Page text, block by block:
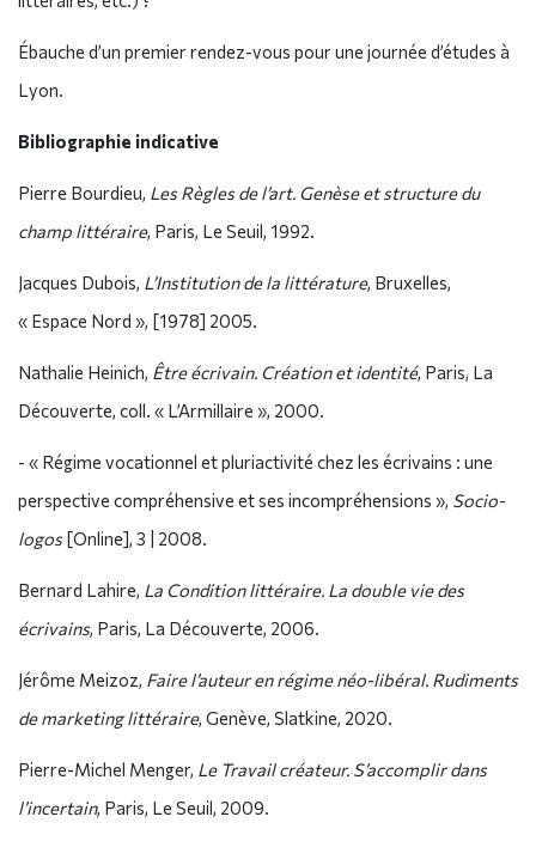
Ébauche d’un premier rendez-vous pour une journée d’études à
Lyon.
Bibliographie indicative
Pierre Bourdieu, Les Règles de l’art. Genèse et structure du
champ littéraire, Paris, Le Seuil, 1992.
Jacques Dubois, L’Institution de la littérature, Bruxelles,
« Espace Nord », [1978] 2005.
Nathalie Heinich, Être écrivain. Création et identité, Paris, La
Découverte, coll. « L’Armillaire », 2000.
- « Régime vocationnel et pluriactivité chez les écrivains : une
perspective compréhensive et ses incompréhensions », Socio-
logos[Online], 3 | 2008.
Bernard Lahire, La Condition littéraire. La double vie des
écrivains, Paris, La Découverte, 2006.
Jérôme Meizoz, Faire l’auteur en régime néo-libéral. Rudiments
de marketing littéraire, Genève, Slatkine, 2020.
Pierre-Michel Menger, Le Travail créateur. S’accomplir dans
l’incertain, Paris, Le Seuil, 2009.